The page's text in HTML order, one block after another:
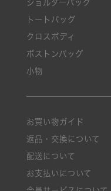
ショルダーバッグ
トートバッグ
クロスボディ
ボストンバッグ
小物
お買い物ガイド
返品・交換について
配送について
お支払いについて